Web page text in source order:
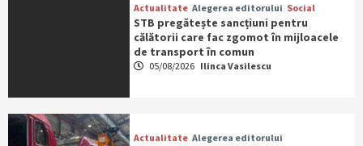
Actualitate Alegerea editorului Social
STB pregătește sancțiuni pentru
călătorii care fac zgomot în mijloacele
de transport în comun
05/08/2026 Ilinca Vasilescu
Actualitate Alegerea editorului